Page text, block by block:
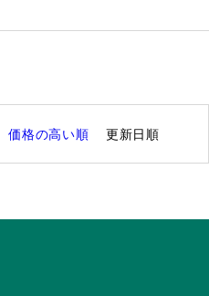
価格の高い順 更新日順